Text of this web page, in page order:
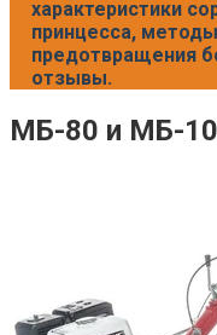
характеристики
принцесса,
предотвращения
отзывы.
МБ-80 и МБ-